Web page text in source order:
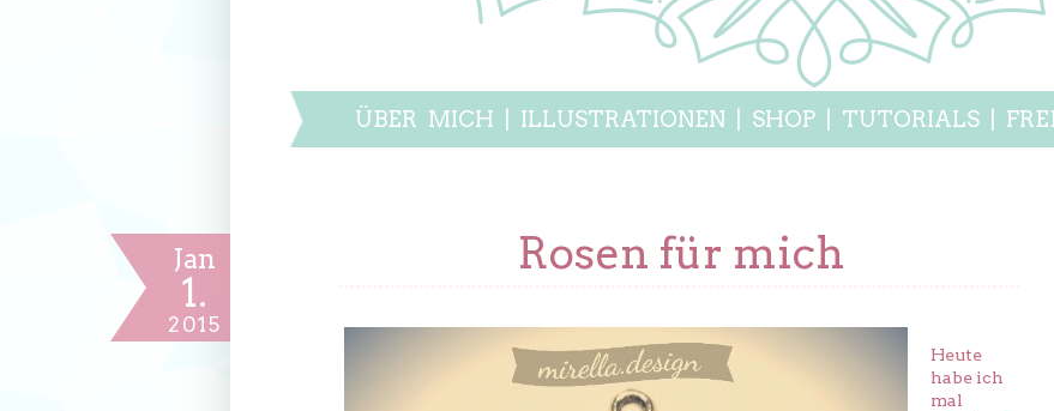
ÜBER MICH ILLUSTRATIONEN SHOP TUTORIALS
Jan
1.
2015
Rosen für mich
Heute
habe ich
mal